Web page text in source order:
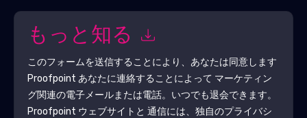
もっと知る
このフォームを送信することにより、あなたは同意します
Proofpoint あなたに連絡することによって マーケティン
グ関連の電子メールまたは電話。いつでも退会できます。
Proofpoint ウェブサイトと 通信には、独自のプライバシ